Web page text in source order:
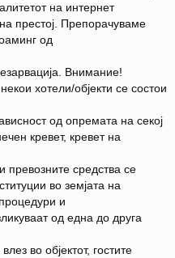
на интернет
престој. Препорачуваме
од
Внимание!
хотели/објекти се состои
од опремата на секој
кревет, кревет на
превозните средства се
во земјата на
и
од една до друга
во објектот, гостите